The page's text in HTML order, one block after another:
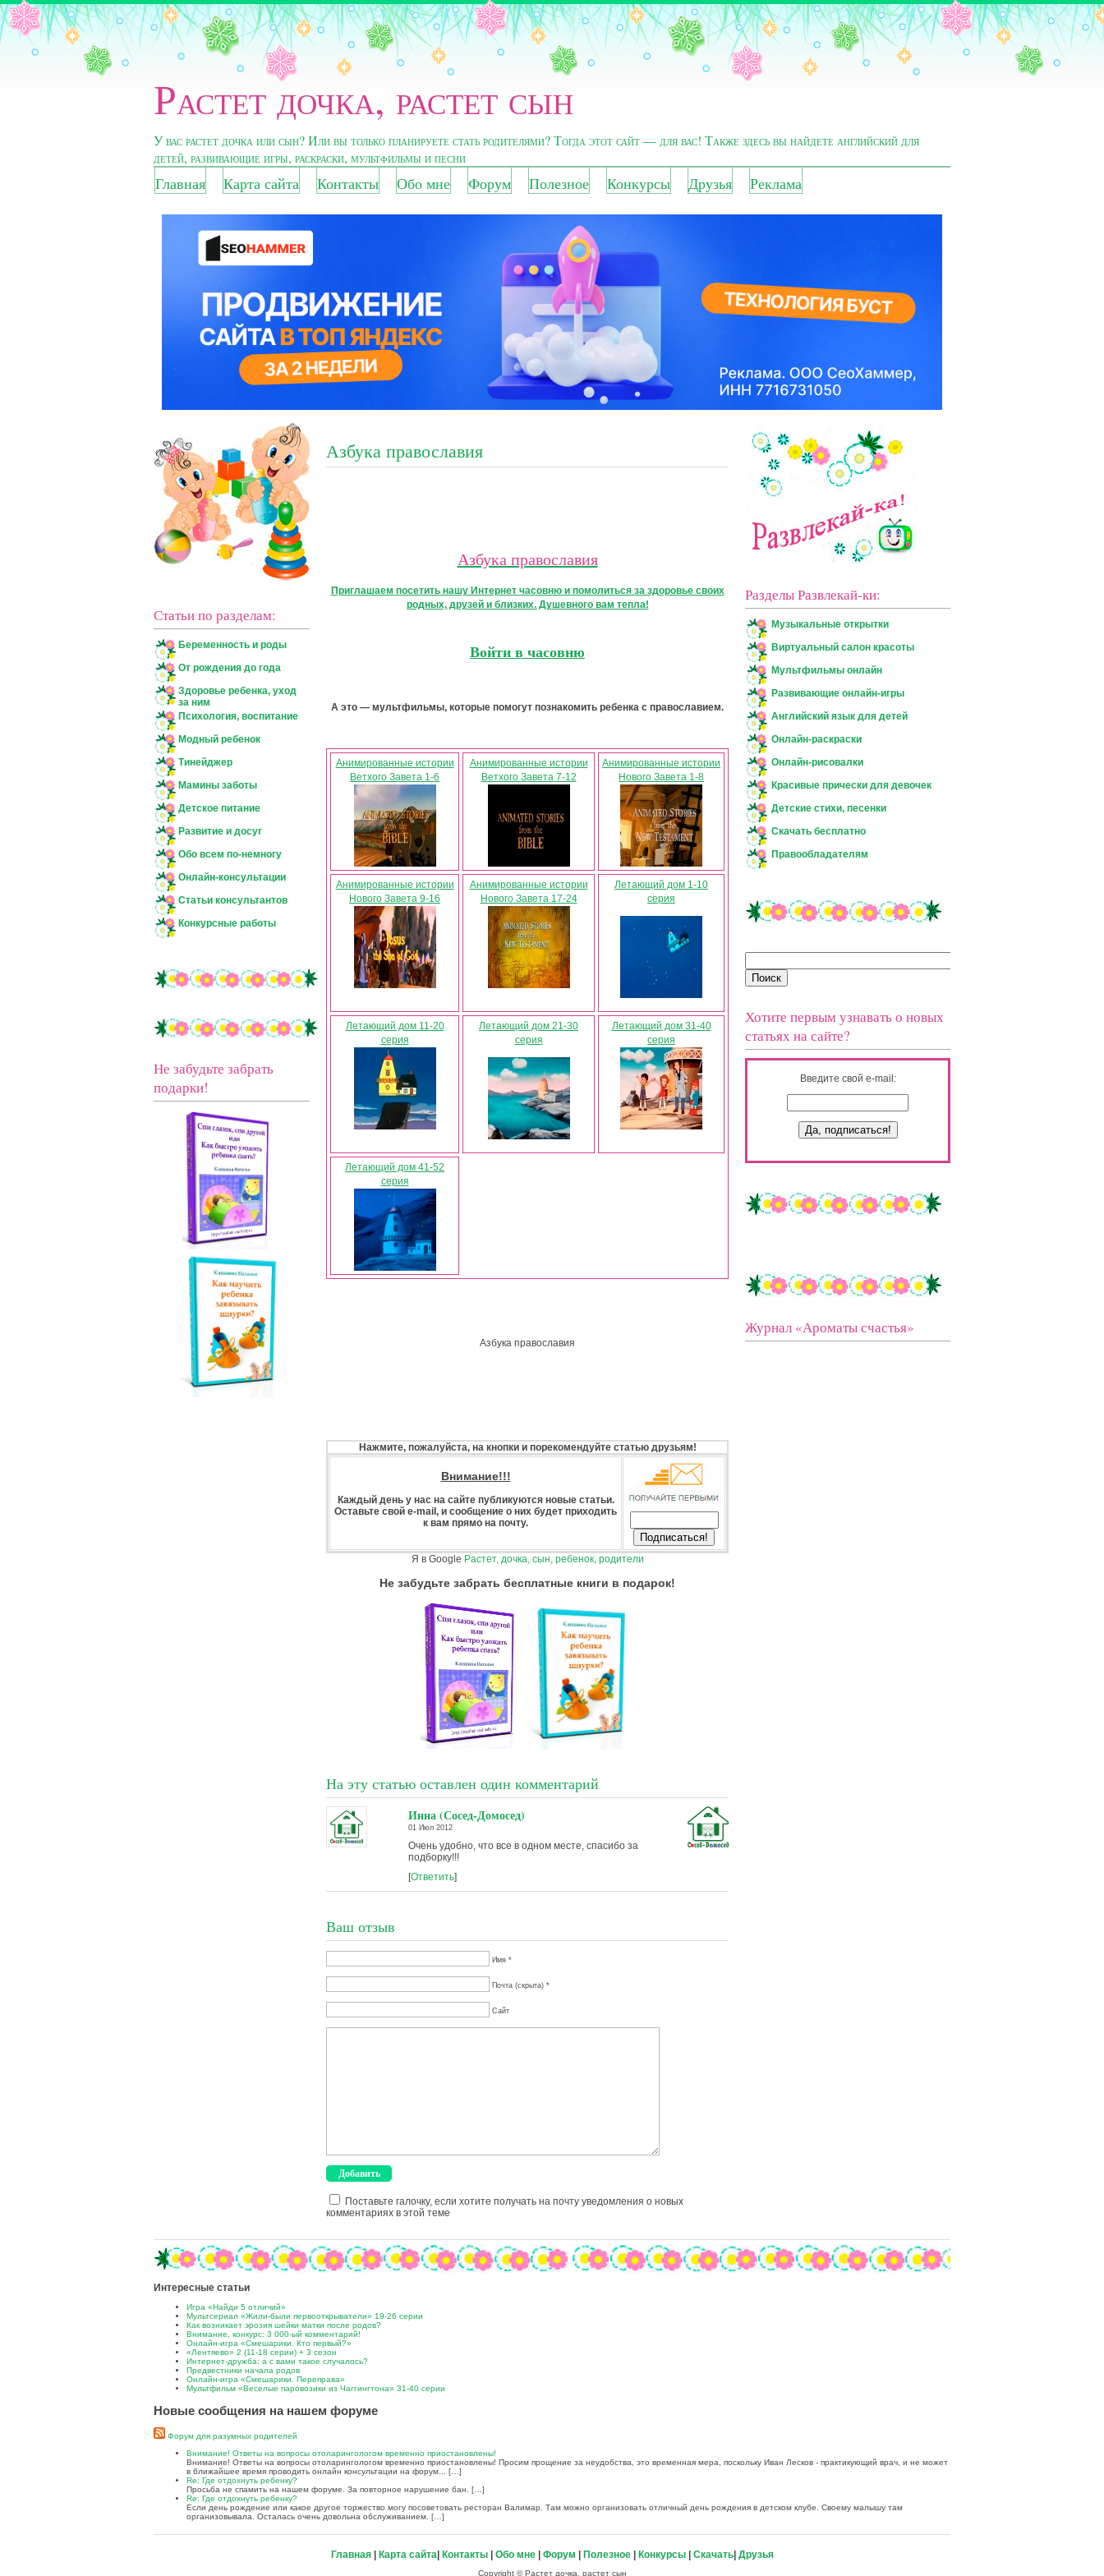
Растет дочка, растет сын
У вас растет дочка или сын? Или вы только планируете стать родителями? Тогда этот сайт — для вас! Также здесь вы найдете английский для
детей, развивающие игры, раскраски, мультфильмы и песни
Главная Карта сайта Контакты Обо мне Форум Полезное Конкурсы Друзья Реклама
Статьи по разделам:
Беременность и роды
От рождения до года
Здоровье ребенка, уход
за ним
Психология, воспитание
Модный ребенок
Тинейджер
Мамины заботы
Детское питание
Развитие и досуг
Обо всем по-немногу
Онлайн-консультации
Статьи консультантов
Конкурсные работы
Не забудьте забрать
подарки!
Азбука православия
Азбука православия
Приглашаем посетить нашу Интернет часовню и помолиться за здоровье своих
родных, друзей и близких. Душевного вам тепла!
Войти в часовню
А это — мультфильмы, которые помогут познакомить ребенка с православием.
Анимированные истории
Ветхого Завета 1-6
Анимированные истории
Ветхого Завета 7-12
Анимированные истории
Нового Завета 1-8
Анимированные истории
Нового Завета 9-16
Анимированные истории
Нового Завета 17-24
Летающий дом 1-10
серия
Летающий дом 11-20
серия
Летающий дом 21-30
серия
Летающий дом 31-40
серия
Летающий дом 41-52
серия
Азбука православия
Нажмите, пожалуйста, на кнопки и порекомендуйте статью друзьям!
Внимание!!!
Каждый день у нас на сайте публикуются новые статьи.
Оставьте свой e-mail, и сообщение о них будет приходить
к вам прямо на почту.
Я в Google Растет, дочка, сын, ребенок, родители
Не забудьте забрать бесплатные книги в подарок!
На эту статью оставлен один комментарий
Инна (Сосед-Домосед)
01 Июл 2012
Очень удобно, что все в одном месте, спасибо за
подборку!!!
[Ответить]
Ваш отзыв
Имя *
Почта (скрыта) *
Сайт
Поставьте галочку, если хотите получать на почту уведомления о новых
комментариях в этой теме
Разделы Развлекай-ки:
Музыкальные открытки
Виртуальный салон красоты
Мультфильмы онлайн
Развивающие онлайн-игры
Английский язык для детей
Онлайн-раскраски
Онлайн-рисовалки
Красивые прически для девочек
Детские стихи, песенки
Скачать бесплатно
Правообладателям
Хотите первым узнавать о новых
статьях на сайте?
Введите свой e-mail:
Журнал «Ароматы счастья»
Интересные статьи
Игра «Найди 5 отличий»
Мультсериал «Жили-были первооткрыватели» 19-26 серии
Как возникает эрозия шейки матки после родов?
Внимание, конкурс: 3 000-ый комментарий!
Онлайн-игра «Смешарики. Кто первый?»
«Лентяево» 2 (11-18 серии) + 3 сезон
Интернет-дружба: а с вами такое случалось?
Предвестники начала родов
Онлайн-игра «Смешарики. Переправа»
Мультфильм «Веселые паровозики из Чаггингтона» 31-40 серии
Новые сообщения на нашем форуме
Форум для разумных родителей
Внимание! Ответы на вопросы отоларингологом временно приостановлены!
Внимание! Ответы на вопросы отоларингологом временно приостановлены! Просим прощение за неудобства, это временная мера, поскольку Иван Лесков - практикующий врач, и не может
в ближайшее время проводить онлайн консультации на форум... […]
Re: Где отдохнуть ребенку?
Просьба не спамить на нашем форуме. За повторное нарушение бан. […]
Re: Где отдохнуть ребенку?
Если день рождение или какое другое торжество могу посоветовать ресторан Валимар. Там можно организовать отличный день рождения в детском клубе. Своему малышу там
организовывала. Осталась очень довольна обслуживанием. […]
Главная| Карта сайта| Контакты| Обо мне| Форум | Полезное | Конкурсы| Скачать| Друзья
Copyright © Растет дочка, растет сын